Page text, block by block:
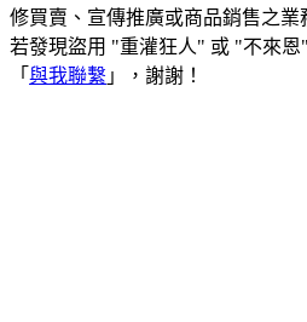
修買賣、宣傳推廣或商品銷售之業
若發現盜用 "重灌狂人" 或 "不來
「 與我聯繫 」，謝謝！